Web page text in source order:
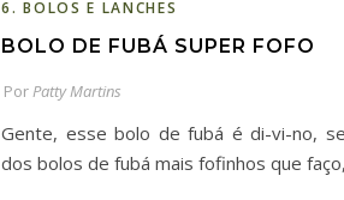
6. BOLOS E LANCHES
BOLO DE FUBÁ SUPER FOFO
PorPatty Martins
Gente, esse bolo de fubá é di-vi-no,
dos bolos de fubá mais fofinhos que